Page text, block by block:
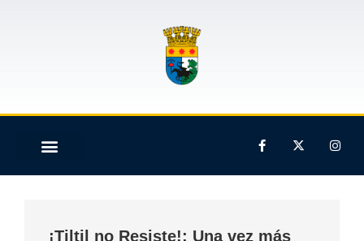
¡Tiltil no Resiste!: Una vez más